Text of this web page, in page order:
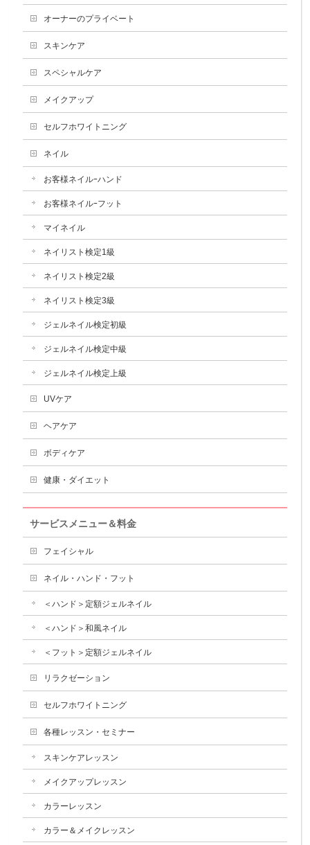
オーナーのプライベート
スキンケア
スペシャルケア
メイクアップ
セルフホワイトニング
ネイル
お客様ネイルｰハンド
お客様ネイルｰフット
マイネイル
ネイリスト検定1級
ネイリスト検定2級
ネイリスト検定3級
ジェルネイル検定初級
ジェルネイル検定中級
ジェルネイル検定上級
UVケア
ヘアケア
ボディケア
健康・ダイエット
サービスメニュー＆料金
フェイシャル
ネイル・ハンド・フット
＜ハンド＞定額ジェルネイル
＜ハンド＞和風ネイル
＜フット＞定額ジェルネイル
リラクゼーション
セルフホワイトニング
各種レッスン・セミナー
スキンケアレッスン
メイクアップレッスン
カラーレッスン
カラー＆メイクレッスン